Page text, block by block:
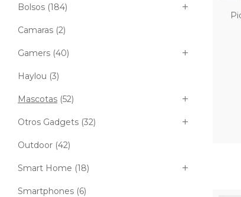
Bolsos (184)
Camaras (2)
Gamers (40)
Haylou (3)
Mascotas (52)
Otros Gadgets (32)
Outdoor (42)
Smart Home (18)
Smartphones (6)